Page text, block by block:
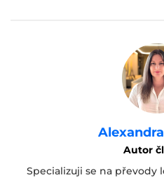
Autor
Specializuji se na převody